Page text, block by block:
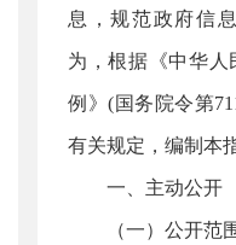
息，规范政府信
为，根据《中华人
例》(国务院令第
有关规定，编制本
一、主动公开
（一）公开范